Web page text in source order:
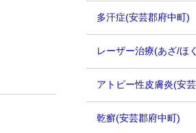
多汗症(安芸郡府中町)
レーザー治療(あざ/ほ
アトピー性皮膚炎(安
乾癬(安芸郡府中町)